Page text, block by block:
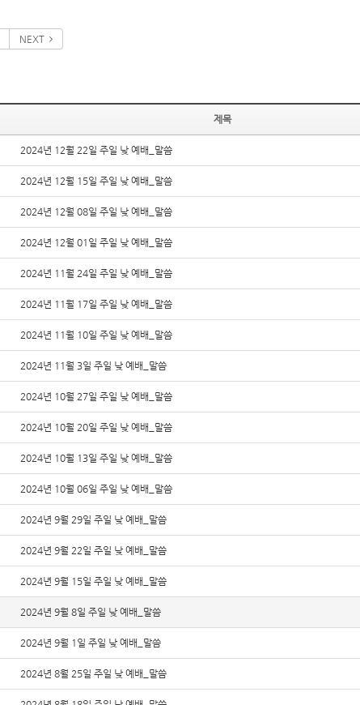
NEXT
제목
2024년 12월 22일 주일 낮 예배_말씀
2024년 12월 15일 주일 낮 예배_말씀
2024년 12월 08일 주일 낮 예배_말씀
2024년 12월 01일 주일 낮 예배_말씀
2024년 11월 24일 주일 낮 예배_말씀
2024년 11월 17일 주일 낮 예배_말씀
2024년 11월 10일 주일 낮 예배_말씀
2024년 11월 3일 주일 낮 예배_말씀
2024년 10월 27일 주일 낮 예배_말씀
2024년 10월 20일 주일 낮 예배_말씀
2024년 10월 13일 주일 낮 예배_말씀
2024년 10월 06일 주일 낮 예배_말씀
2024년 9월 29일 주일 낮 예배_말씀
2024년 9월 22일 주일 낮 예배_말씀
2024년 9월 15일 주일 낮 예배_말씀
2024년 9월 8일 주일 낮 예배_말씀
2024년 9월 1일 주일 낮 예배_말씀
2024년 8월 25일 주일 낮 예배_말씀